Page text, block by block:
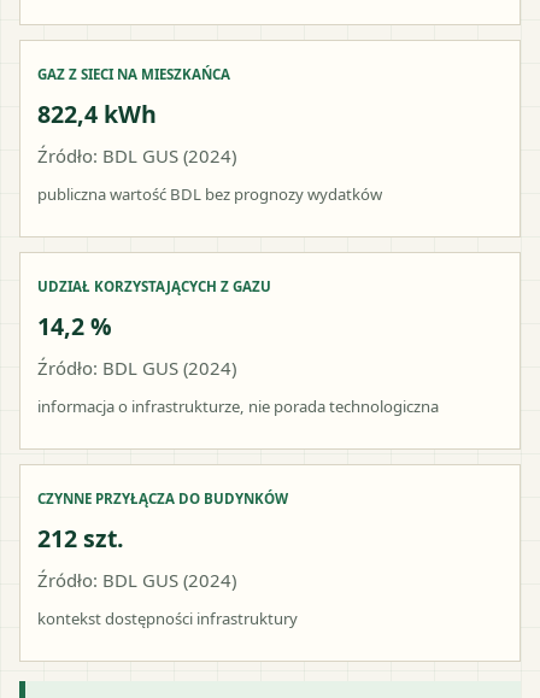
GAZ Z SIECI NA MIESZKAŃCA
822,4 kWh
Źródło: BDL GUS (2024)
publiczna wartość BDL bez prognozy wydatków
UDZIAŁ KORZYSTAJĄCYCH Z GAZU
14,2 %
Źródło: BDL GUS (2024)
informacja o infrastrukturze, nie porada technologiczna
CZYNNE PRZYŁĄCZA DO BUDYNKÓW
212 szt.
Źródło: BDL GUS (2024)
kontekst dostępności infrastruktury